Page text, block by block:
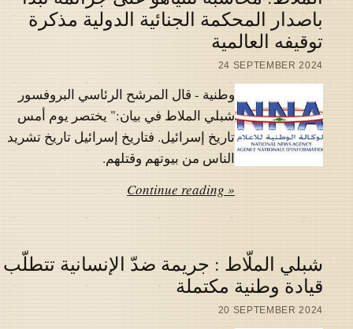
باصدار المحكمة الجنائية الدولية مذكرة
توقيفه العالمية
24 SEPTEMBER 2024
وطنية - قال المرشح الرئاسي البروفسور
شبلي الملاط في بيان:" يختصر يوم أمس
تاريخ إسرائيل. فتاريخ إسرائيل تاريخ تشريد
الناس من بيوتهم وقتلهم.
Continue reading »
شبلي الملّاط : جريمة ضدّ الإنسانية تتطلّب
قيادة وطنية مكتملة
20 SEPTEMBER 2024